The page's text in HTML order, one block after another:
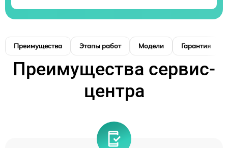
Преимущества Этапы работ Модели Гарантия
Преимущества сервис-
центра